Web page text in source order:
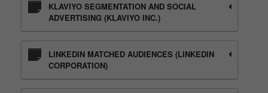
KLAVIYO SEGMENTATION AND SOCIAL
ADVERTISING (KLAVIYO INC.)
LINKEDIN MATCHED AUDIENCES (LINKEDIN
CORPORATION)